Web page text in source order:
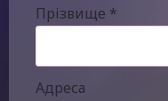
Прізвище *
Адреса